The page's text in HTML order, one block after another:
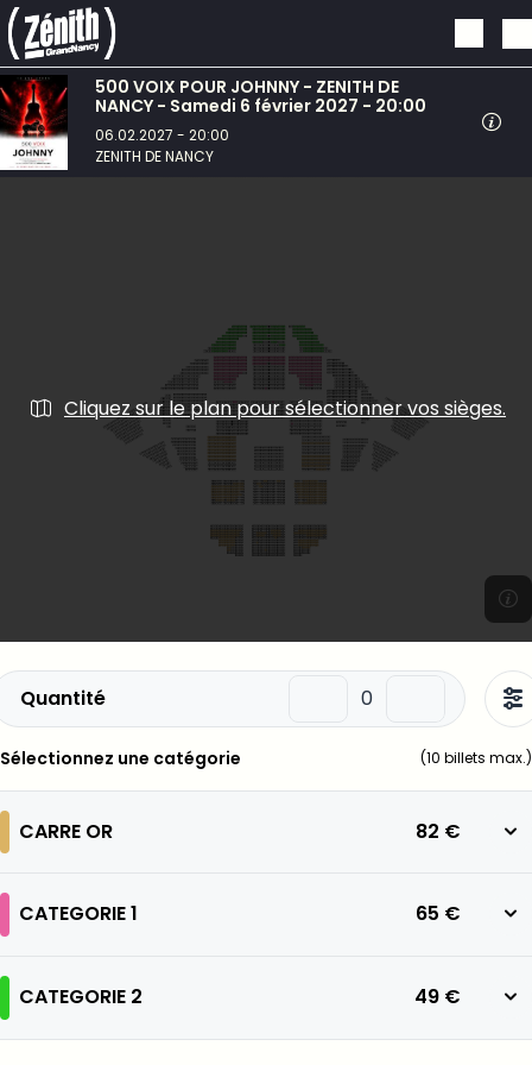
Aller au contenu principal
500 VOIX POUR JOHNNY - ZENITH DE
NANCY - Samedi 6 février 2027 - 20:00
06.02.2027 - 20:00
ZENITH DE NANCY
Cliquez sur le plan pour sélectionner vos sièges.
Quantité
Sélectionnez une catégorie (10 billets max.)
CARRE OR 82 €
CATEGORIE 1 65 €
CATEGORIE 2 49 €